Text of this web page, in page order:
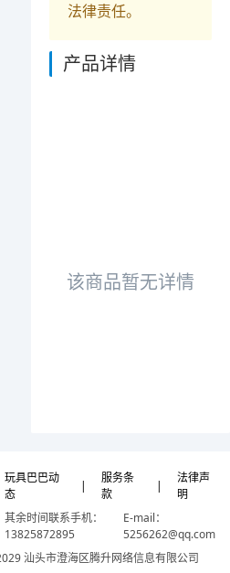
法律责任。
产品详情
该商品暂无详情
玩具巴巴动
态
|
服务条
款
|
法律声
明
其余时间联系手机：
13825872895
E-mail：
5256262@qq.com
汕头市澄海区腾升网络信息有限公司